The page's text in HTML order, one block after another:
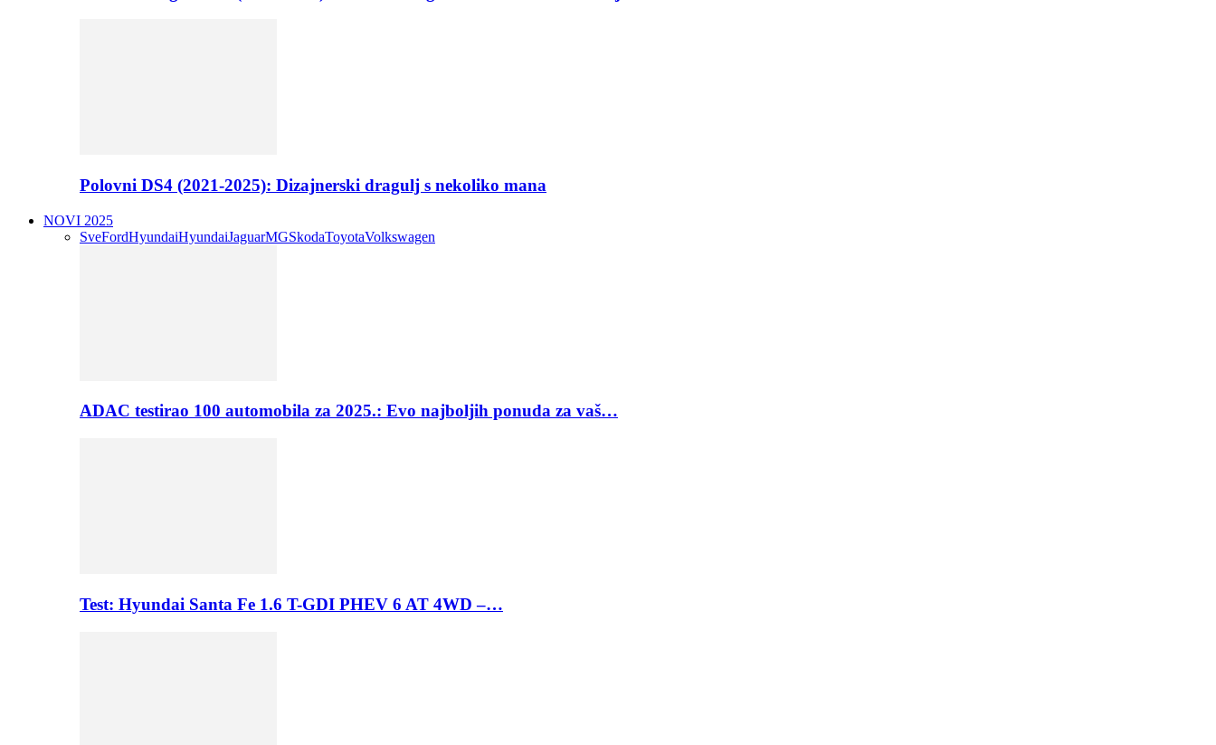
Polovni DS4 (2021-2025): Dizajnerski dragulj s nekoliko mana
NOVI 2025
SveFordHyundaiHyundaiJaguarMGSkodaToyotaVolkswagen
ADAC testirao 100 automobila za 2025.: Evo najboljih ponuda za vaš…
Test: Hyundai Santa Fe 1.6 T-GDI PHEV 6 AT 4WD –…